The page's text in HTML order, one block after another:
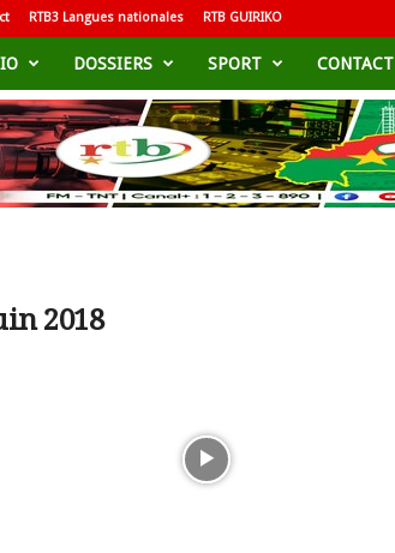
RTB3 Langues nationales RTB GUIRIKO
DOSSIERS SPORT CONTACT
2018